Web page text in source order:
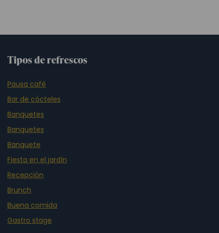
Tipos de refrescos
Pausa café
Bar de cócteles
Banquetes
Banquetes
Banquete
Fiesta en el jardín
Recepción
Brunch
Buena comida
Gastro stage